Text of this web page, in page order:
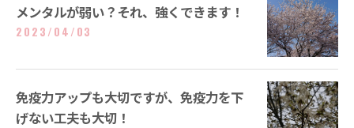
メンタルが弱い？それ、強くできます！
2023/04/03
免疫力アップも大切ですが、免疫力を下
げない工夫も大切！